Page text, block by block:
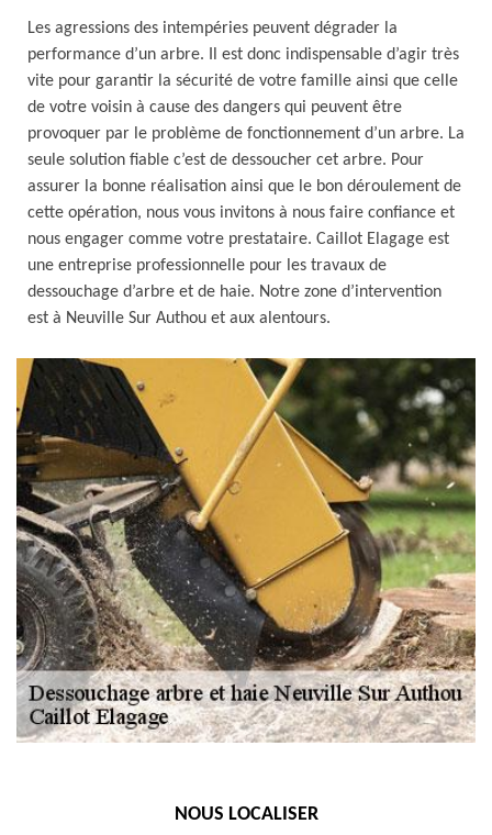
Les agressions des intempéries peuvent dégrader la
performance d’un arbre. Il est donc indispensable d’agir très
vite pour garantir la sécurité de votre famille ainsi que celle
de votre voisin à cause des dangers qui peuvent être
provoquer par le problème de fonctionnement d’un arbre. La
seule solution fiable c’est de dessoucher cet arbre. Pour
assurer la bonne réalisation ainsi que le bon déroulement de
cette opération, nous vous invitons à nous faire confiance et
nous engager comme votre prestataire. Caillot Elagage est
une entreprise professionnelle pour les travaux de
dessouchage d’arbre et de haie. Notre zone d’intervention
est à Neuville Sur Authou et aux alentours.
NOUS LOCALISER